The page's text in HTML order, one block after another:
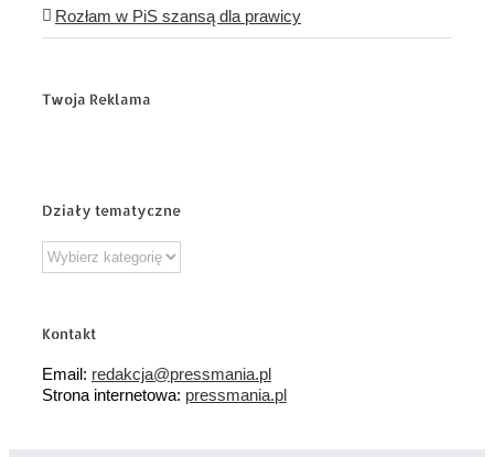
Rozłam w PiS szansą dla prawicy
Twoja Reklama
Działy tematyczne
Działy
tematyczne
Kontakt
Email: redakcja@pressmania.pl
Strona internetowa: pressmania.pl